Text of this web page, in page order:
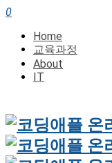
0
Home
교육과정
About
IT